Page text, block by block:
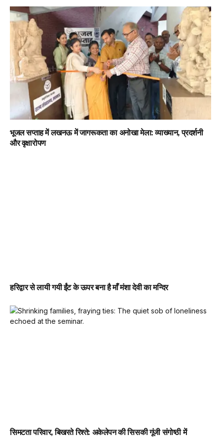
भूजल सप्ताह में लखनऊ में जागरूकता का अनोखा मेला: व्याख्यान, प्रदर्शनी
और वृक्षारोपण
हरिद्वार से लायी गयी ईंट के ऊपर बना है माँ मंशा देवी का मन्दिर
सिमटता परिवार, बिखरते रिश्ते: अकेलेपन की सिसकी गूंजी संगोष्ठी में